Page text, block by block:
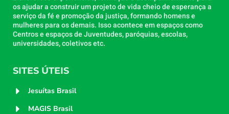
os ajudar a construir um projeto de vida cheio de esperança a
serviço da fé e promoção da justiça, formando homens e
mulheres para os demais. Isso acontece em espaços como
Centros e espaços de Juventudes, paróquias, escolas,
universidades, coletivos etc.
SITES ÚTEIS
Jesuítas Brasil
MAGIS Brasil